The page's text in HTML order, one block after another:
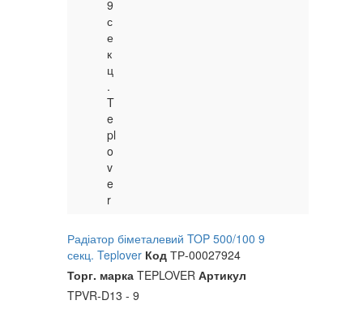
9
с
е
к
ц
.
T
e
pl
o
v
e
r
Радіатор біметалевий TOP 500/100 9
секц. Teplover Код ТР-00027924
Торг. марка TEPLOVERАртикул
TPVR-D13 - 9